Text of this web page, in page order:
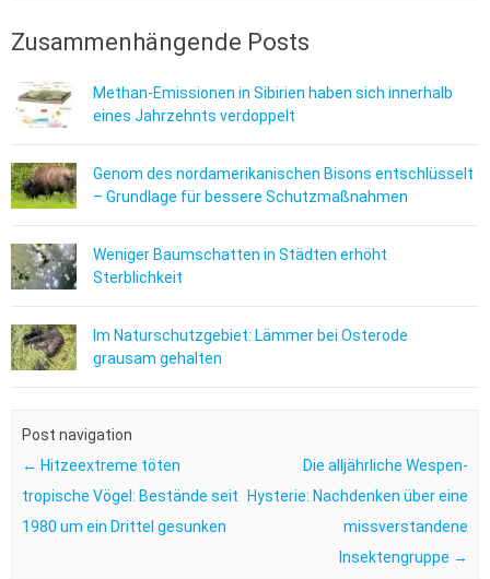
Zusammenhängende Posts
Methan-Emissionen in Sibirien haben sich innerhalb
eines Jahrzehnts verdoppelt
Genom des nordamerikanischen Bisons entschlüsselt
– Grundlage für bessere Schutzmaßnahmen
Weniger Baumschatten in Städten erhöht
Sterblichkeit
Im Naturschutzgebiet: Lämmer bei Osterode
grausam gehalten
Post navigation
← Hitzeextreme töten
tropische Vögel: Bestände seit
1980 um ein Drittel gesunken
Die alljährliche Wespen-
Hysterie: Nachdenken über eine
missverstandene
Insektengruppe →